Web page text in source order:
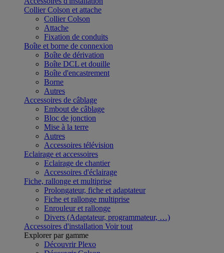
Collier Colson et attache
Collier Colson
Attache
Fixation de conduits
Boîte et borne de connexion
Boîte de dérivation
Boîte DCL et douille
Boîte d'encastrement
Borne
Autres
Accessoires de câblage
Embout de câblage
Bloc de jonction
Mise à la terre
Autres
Accessoires télévision
Eclairage et accessoires
Eclairage de chantier
Accessoires d'éclairage
Fiche, rallonge et multiprise
Prolongateur, fiche et adaptateur
Fiche et rallonge multiprise
Enrouleur et rallonge
Divers (Adaptateur, programmateur, …)
Accessoires d'installation Voir tout
Explorer par gamme
Découvrir Plexo